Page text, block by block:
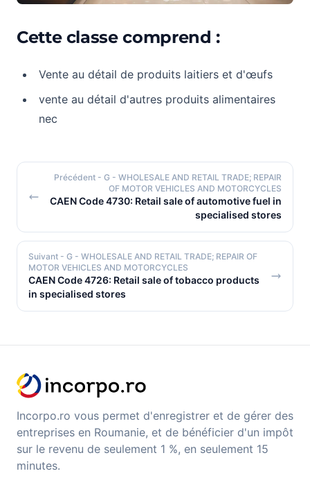
Cette classe comprend :
Vente au détail de produits laitiers et d'œufs
vente au détail d'autres produits alimentaires
nec
Précédent - G - WHOLESALE AND RETAIL TRADE; REPAIR
OF MOTOR VEHICLES AND MOTORCYCLES
CAEN Code 4730: Retail sale of automotive fuel in
specialised stores
Suivant - G - WHOLESALE AND RETAIL TRADE; REPAIR OF
MOTOR VEHICLES AND MOTORCYCLES
CAEN Code 4726: Retail sale of tobacco products
in specialised stores
Incorpo.ro vous permet d'enregistrer et de gérer des
entreprises en Roumanie, et de bénéficier d'un impôt
sur le revenu de seulement 1 %, en seulement 15
minutes.